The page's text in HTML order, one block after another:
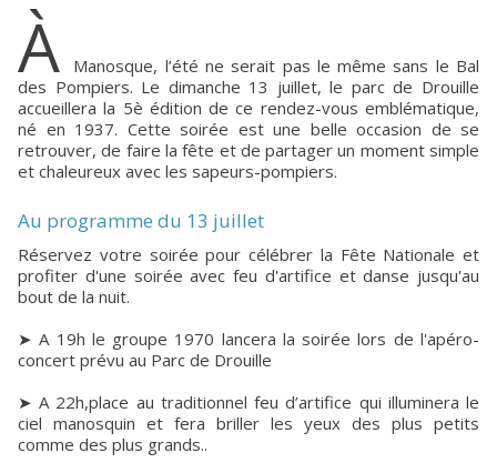
À
Manosque, l’été ne serait pas le même sans le Bal
des Pompiers. Le dimanche 13 juillet, le parc de Drouille
accueillera la 5è édition de ce rendez-vous emblématique,
né en 1937. Cette soirée est une belle occasion de se
retrouver, de faire la fête et de partager un moment simple
et chaleureux avec les sapeurs-pompiers.
Au programme du 13 juillet
Réservez votre soirée pour célébrer la Fête Nationale et
profiter d'une soirée avec feu d'artifice et danse jusqu'au
bout de la nuit.
➤ A 19h le groupe 1970 lancera la soirée lors de l'apéro-
concert prévu au Parc de Drouille
➤ A 22h,place au traditionnel feu d’artifice qui illuminera le
ciel manosquin et fera briller les yeux des plus petits
comme des plus grands..